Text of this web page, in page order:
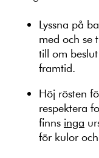
Lyssna på
med och se
till om
framtid.
Höj rösten
respektera
finns inga
för kulor